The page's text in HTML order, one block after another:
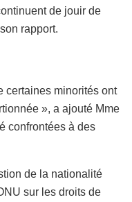
de jouir de
rapport.
certaines minorités ont
», a ajouté Mme
confrontées à des
de la nationalité
sur les droits de